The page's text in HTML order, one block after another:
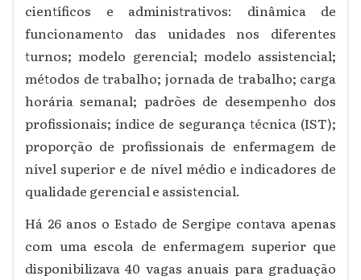
científicos e administrativos: dinâmica de
funcionamento das unidades nos diferentes
turnos; modelo gerencial; modelo assistencial;
métodos de trabalho; jornada de trabalho; carga
horária semanal; padrões de desempenho dos
profissionais; índice de segurança técnica (IST);
proporção de profissionais de enfermagem de
nível superior e de nível médio e indicadores de
qualidade gerencial e assistencial.
Há 26 anos o Estado de Sergipe contava apenas
com uma escola de enfermagem superior que
disponibilizava 40 vagas anuais para graduação